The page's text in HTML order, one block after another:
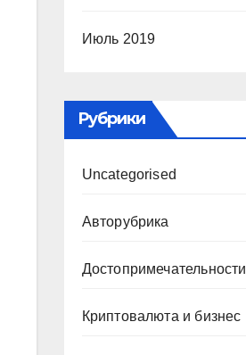
Июль 2019
Рубрики
Uncategorised
Авторубрика
Достопримечательности
Криптовалюта и бизнес